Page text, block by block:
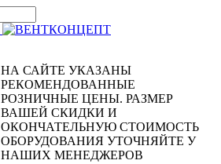
НА САЙТЕ УКАЗАНЫ
РЕКОМЕНДОВАННЫЕ
РОЗНИЧНЫЕ ЦЕНЫ. РАЗМЕР
ВАШЕЙ СКИДКИ И
ОКОНЧАТЕЛЬНУЮ СТОИМОСТЬ
ОБОРУДОВАНИЯ УТОЧНЯЙТЕ У
НАШИХ МЕНЕДЖЕРОВ